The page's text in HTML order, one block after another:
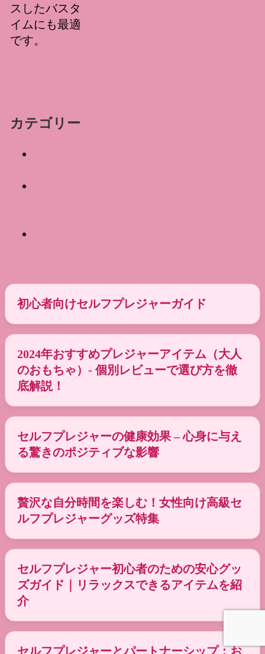
スしたバスタ
イムにも最適
です。
カテゴリー
初心者向けセルフプレジャーガイド
2024年おすすめプレジャーアイテム（大人
のおもちゃ）- 個別レビューで選び方を徹
底解説！
セルフプレジャーの健康効果 – 心身に与え
る驚きのポジティブな影響
贅沢な自分時間を楽しむ！女性向け高級セ
ルフプレジャーグッズ特集
セルフプレジャー初心者のための安心グッ
ズガイド｜リラックスできるアイテムを紹
介
セルフプレジャーとパートナーシップ：お